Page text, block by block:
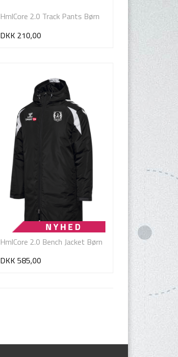
HmlCore 2.0 Track Pants Børn
DKK 210,00
HmlCore 2.0 Bench Jacket Børn
DKK 585,00